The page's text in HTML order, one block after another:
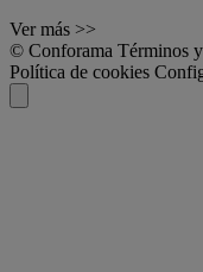
Ver más >>
© Conforama Términos
Política de cookies